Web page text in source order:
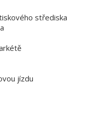
střediska
jízdu